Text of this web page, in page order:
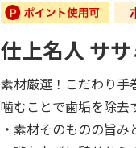
仕上名人 サ
素材厳選！こだわり手
噛むことで歯垢を除去
・素材そのものの旨